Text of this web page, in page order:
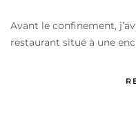
Avant le confinement,
restaurant situé à une